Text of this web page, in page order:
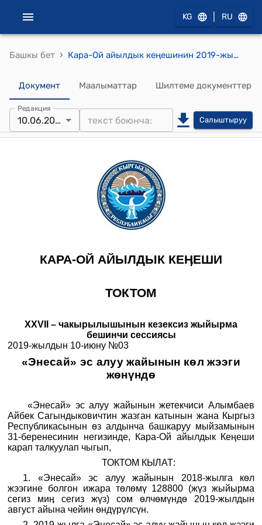
KG RU
Башкы бет › Кара-Ой айылдык кеңешинин 2019-жылдын 10-июнундагы №03 "«Энесай» эс алуу жайынын кѳл жээги жѳнүндѳ" токтому
Документ Маалыматтар Шилтеме документтер
Редакция
10.06.2019 Салыштыруу